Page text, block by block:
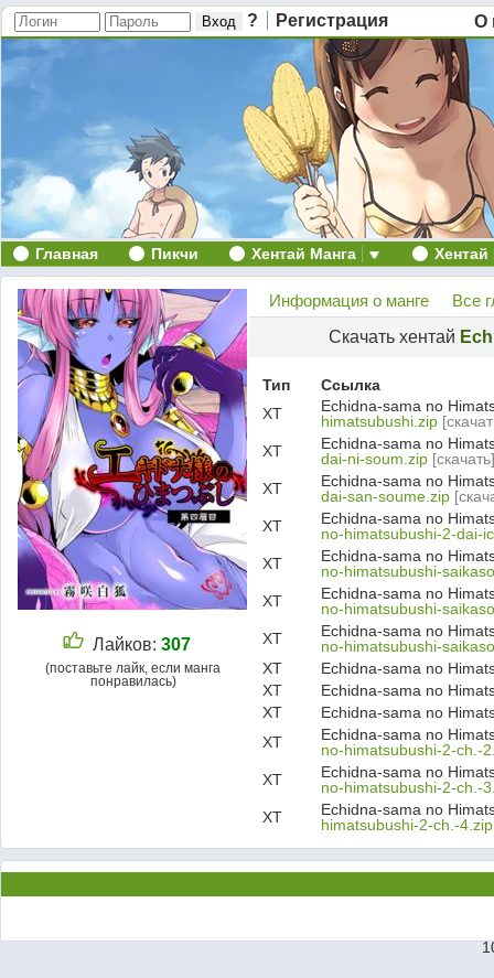
? Регистрация О
Главная Пикчи Хентай Манга
Лайков: 307
(поставьте лайк, если манга
понравилась)
Информация о манге
Все
Скачать хентай
Тип
Ссылка
ХТ
Echidna-sama no
himatsubushi.zip
ХТ
Echidna-sama no
dai-ni-soum.zip [скачать]
ХТ
Echidna-sama no
dai-san-soume.zip
ХТ
Echidna-sama no
no-himatsubushi-2-dai-
ХТ
Echidna-sama no
no-himatsubushi-
ХТ
Echidna-sama no
no-himatsubushi-
ХТ
Echidna-sama no
no-himatsubushi-
ХТ
Echidna-sama no
ХТ
Echidna-sama no
ХТ
Echidna-sama no
ХТ
Echidna-sama no
no-himatsubushi-2-ch.-
ХТ
Echidna-sama no
no-himatsubushi-2-ch.-
ХТ
Echidna-sama no
himatsubushi-2-ch.-4.zip